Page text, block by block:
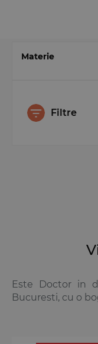
Materie
Filtre
Este Doctor in
Bucuresti, cu o